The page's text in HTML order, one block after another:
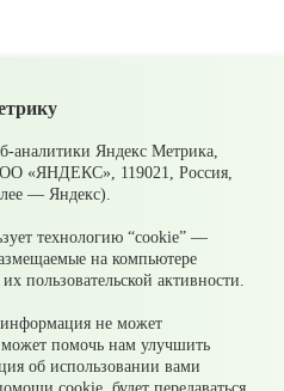
подвели итоги
ливни
получать социальные
и лечение друг друга
принудительного
по прогрессивной шкале
как обезопасить себя и
аналитики Яндекс Метрика,
«ЯНДЕКС», 119021, Россия,
— Яндекс).
технологию “cookie” —
на компьютере
пользовательской активности.
не может
помочь нам улучшить
об использовании вами
округа